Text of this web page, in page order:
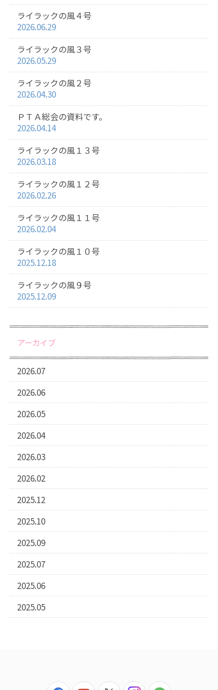
ライラックの風４号
2026.06.29
ライラックの風３号
2026.05.29
ライラックの風２号
2026.04.30
ＰＴＡ総会の資料です。
2026.04.14
ライラックの風１３号
2026.03.18
ライラックの風１２号
2026.02.26
ライラックの風１１号
2026.02.04
ライラックの風１０号
2025.12.18
ライラックの風９号
2025.12.09
アーカイブ
2026.07
2026.06
2026.05
2026.04
2026.03
2026.02
2025.12
2025.10
2025.09
2025.07
2025.06
2025.05